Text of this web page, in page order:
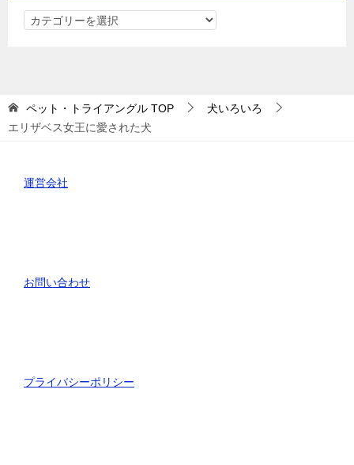
カ
ペット・トライアングル TOP
犬いろいろ
エリザベス女王に愛された犬
運営会社
お問い合わせ
プライバシーポリシー